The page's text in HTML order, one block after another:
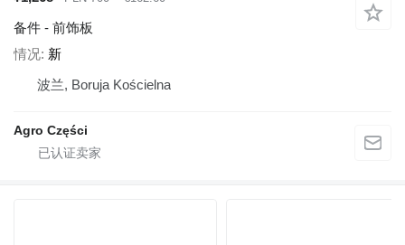
备件 - 前饰板
情况 新
波兰, Boruja Kościelna
Agro Części